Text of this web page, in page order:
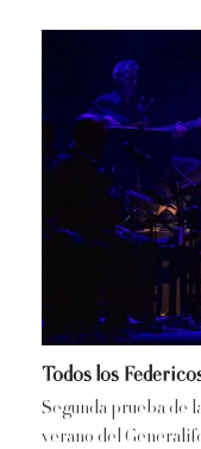
Todos los
Segunda prueba de
verano del